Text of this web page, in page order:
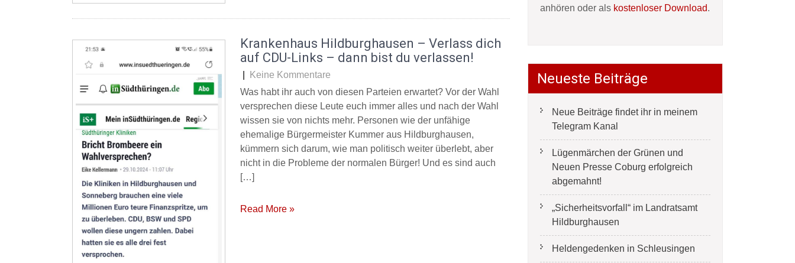
Krankenhaus Hildburghausen – Verlass dich
auf CDU-Links – dann bist du verlassen!
Keine Kommentare
Was habt ihr auch von diesen Parteien erwartet? Vor der Wahl
versprechen diese Leute euch immer alles und nach der Wahl
wissen sie von nichts mehr. Personen wie der unfähige
ehemalige Bürgermeister Kummer aus Hildburghausen,
kümmern sich darum, wie man politisch weiter überlebt, aber
nicht in die Probleme der normalen Bürger! Und es sind auch
[…]
Read More »
anhören oder als kostenloser Download.
Neueste Beiträge
Neue Beiträge findet ihr in meinem
Telegram Kanal
Lügenmärchen der Grünen und
Neuen Presse Coburg erfolgreich
abgemahnt!
„Sicherheitsvorfall“ im Landratsamt
Hildburghausen
Heldengedenken in Schleusingen